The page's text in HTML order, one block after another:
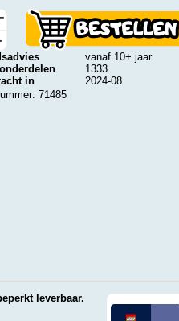
vanaf 10+ jaar
1333
in
2024-08
71485
leverbaar.